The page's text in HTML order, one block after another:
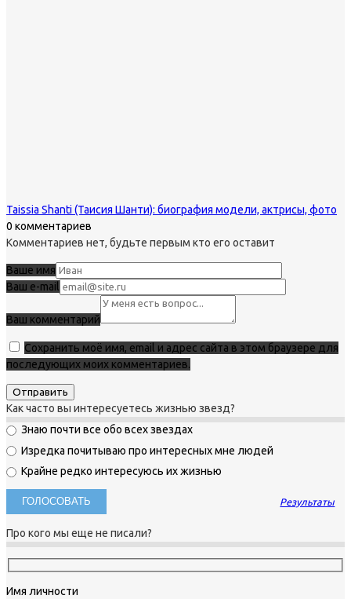
Taissia Shanti (Таисия Шанти): биография модели, актрисы, фото
0 комментариев
Комментариев нет, будьте первым кто его оставит
Ваше имя
Ваш e-mail
Ваш комментарий
Сохранить моё имя, email и адрес сайта в этом браузере для
последующих моих комментариев.
Как часто вы интересуетесь жизнью звезд?
Знаю почти все обо всех звездах
Изредка почитываю про интересных мне людей
Крайне редко интересуюсь их жизнью
Результаты
Про кого мы еще не писали?
Имя личности